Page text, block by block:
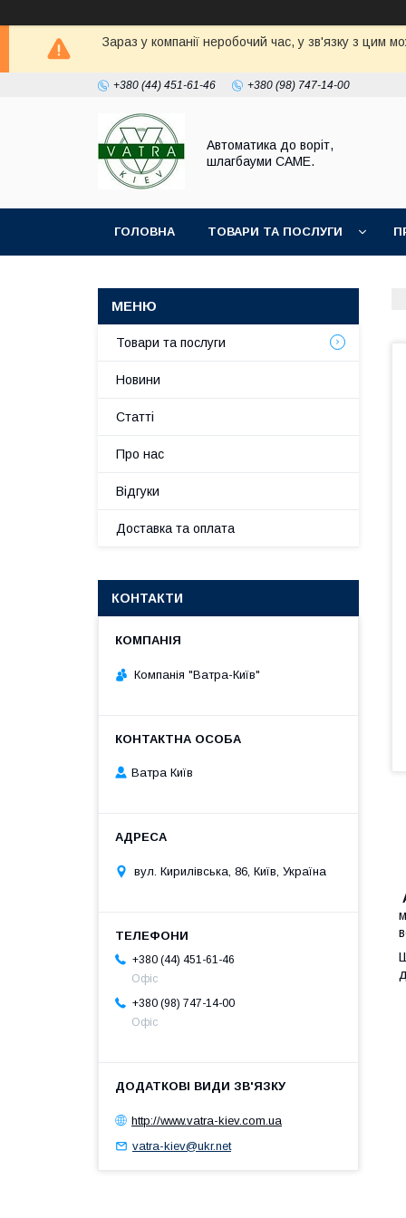
Зараз у компанії неробочий час, у зв'язку з цим
+380 (44) 451-61-46 +380 (98) 747-14-00
Автоматика до воріт,
шлагбауми CAME.
ГОЛОВНА ТОВАРИ ТА ПОСЛУГИ
Товари та послуги
Новини
Статті
Про нас
Відгуки
Доставка та оплата
КОНТАКТИ
Компанія "Ватра-Київ"
Ватра Київ
вул. Кирилівська, 86, Київ, Україна
+380 (44) 451-61-46
Офіс
+380 (98) 747-14-00
Офіс
http://www.vatra-kiev.com.ua
vatra-kiev@ukr.net